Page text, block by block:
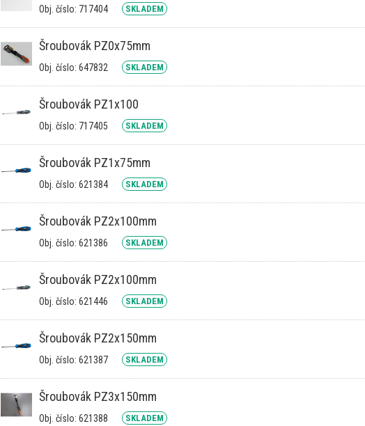
Obj. číslo: 717404 SKLADEM
Šroubovák PZ0x75mm
Obj. číslo: 647832 SKLADEM
Šroubovák PZ1x100
Obj. číslo: 717405 SKLADEM
Šroubovák PZ1x75mm
Obj. číslo: 621384 SKLADEM
Šroubovák PZ2x100mm
Obj. číslo: 621386 SKLADEM
Šroubovák PZ2x100mm
Obj. číslo: 621446 SKLADEM
Šroubovák PZ2x150mm
Obj. číslo: 621387 SKLADEM
Šroubovák PZ3x150mm
Obj. číslo: 621388 SKLADEM